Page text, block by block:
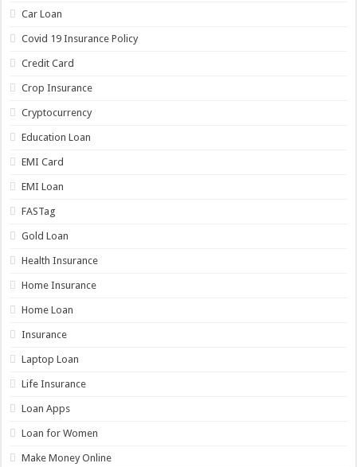
Car Loan
Covid 19 Insurance Policy
Credit Card
Crop Insurance
Cryptocurrency
Education Loan
EMI Card
EMI Loan
FASTag
Gold Loan
Health Insurance
Home Insurance
Home Loan
Insurance
Laptop Loan
Life Insurance
Loan Apps
Loan for Women
Make Money Online